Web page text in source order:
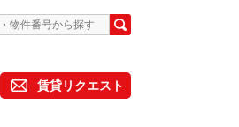
賃貸リクエスト